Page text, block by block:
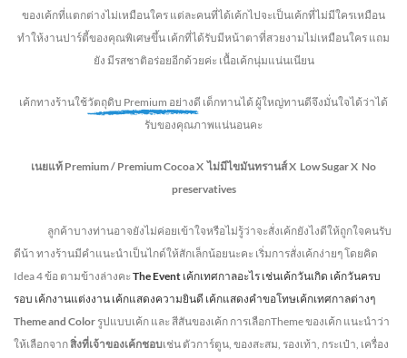
ของเค้กที่แตกต่างไม่เหมือนใคร แต่ละคนที่ได้เค้กไปจะเป็นเค้กที่ไม่มีใครเหมือน
ทำให้งานปาร์ตี้ของคุณพิเศษขึ้น เค้กที่ได้รับมีหน้าตาที่สวยงามไม่เหมือนใคร แถม
ยัง มีรสชาติอร่อยอีกด้วยค่ะ เนื้อเค้กนุ่มแน่นเนียน
เค้กทางร้านใช้วัตถุดิบ Premium อย่างดี เด็กทานได้ ผู้ใหญ่ทานดีจึงมั่นใจได้ว่าได้
รับของคุณภาพแน่นอนคะ
เนยแท้ Premium / Premium CocoaX ไม่มีไขมันทรานส์X Low SugarX No
preservatives
ลูกค้าบางท่านอาจยังไม่ค่อยเข้าใจหรือไม่รู้ว่าจะสั่งเค้กยังไงดีให้ถูกใจคนรับ
ดีน้า ทางร้านมีคำแนะนำเป็นไกด์ให้สักเล็กน้อยนะคะ เริ่มการสั่งเค้กง่ายๆ โดยคิด
Idea 4 ข้อ ตามข้างล่างคะ The Event เค้กเทศกาลอะไร เช่นเค้กวันเกิด เค้กวันครบ
รอบ เค้กงานแต่งงาน เค้กแสดงความยินดี เค้กแสดงคำขอโทษเค้กเทศกาลต่างๆ
Theme and Color รูปแบบเค้ก และ สีสันของเค้ก การเลือกTheme ของเค้ก แนะนำว่า
ให้เลือกจากสิ่งที่เจ้าของเค้กชอบเช่น ตัวการ์ตูน, ของสะสม, รองเท้า, กระเป๋า, เครื่อง